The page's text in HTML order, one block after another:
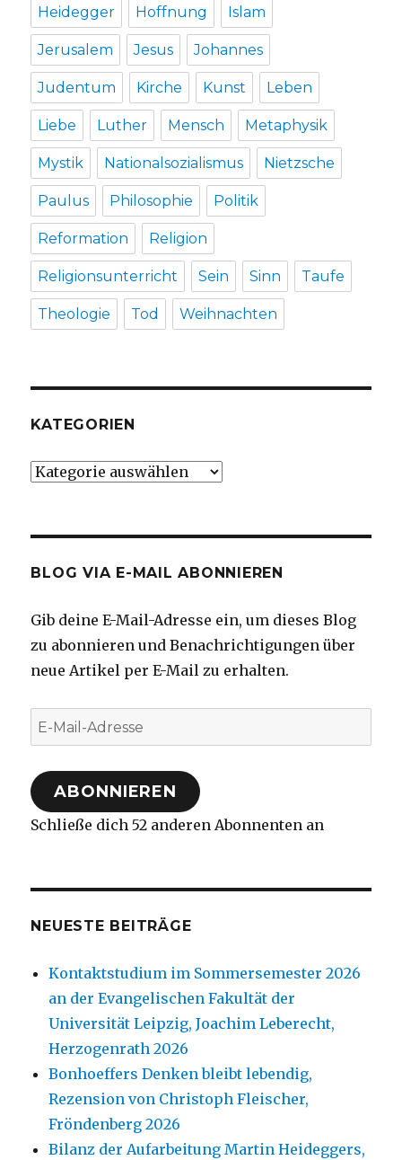
Heidegger Hoffnung Islam
Jerusalem Jesus Johannes
Judentum Kirche Kunst Leben
Liebe Luther Mensch Metaphysik
Mystik Nationalsozialismus Nietzsche
Paulus Philosophie Politik
Reformation Religion
Religionsunterricht Sein Sinn Taufe
Theologie Tod Weihnachten
KATEGORIEN
Kategorien
BLOG VIA E-MAIL ABONNIEREN
Gib deine E-Mail-Adresse ein, um dieses Blog
zu abonnieren und Benachrichtigungen über
neue Artikel per E-Mail zu erhalten.
E-
Mail-
Adresse
ABONNIEREN
Schließe dich 52 anderen Abonnenten an
NEUESTE BEITRÄGE
Kontaktstudium im Sommersemester 2026
an der Evangelischen Fakultät der
Universität Leipzig, Joachim Leberecht,
Herzogenrath 2026
Bonhoeffers Denken bleibt lebendig,
Rezension von Christoph Fleischer,
Fröndenberg 2026
Bilanz der Aufarbeitung Martin Heideggers,